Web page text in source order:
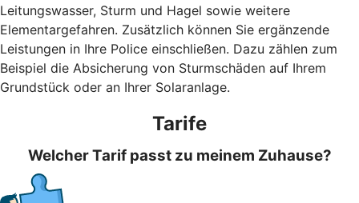
Leitungswasser, Sturm und Hagel sowie weitere
Elementargefahren. Zusätzlich können Sie ergänzende
Leistungen in Ihre Police einschließen. Dazu zählen zum
Beispiel die Absicherung von Sturmschäden auf Ihrem
Grundstück oder an Ihrer Solaranlage.
Tarife
Welcher Tarif passt zu meinem Zuhause?